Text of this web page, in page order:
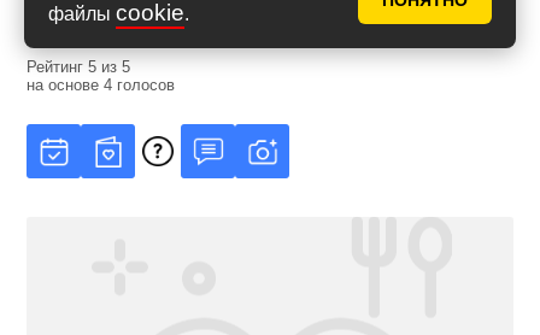
файлы cookie.
Рейтинг5 из5
на основе4 голосов